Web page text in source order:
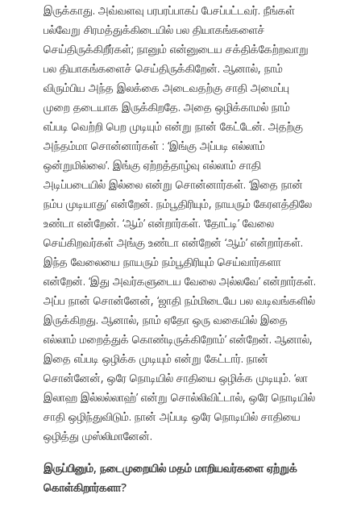
இருக்காது. அவ்வளவு பரபரப்பாகப் பேசப்பட்டவர். நீங்கள்
பல்வேறு சிரமத்துக்கிடையில் பல தியாகங்களைச்
செய்திருக்கிறீர்கள்; நானும் என்னுடைய சக்திக்கேற்றவாறு
பல தியாகங்களைச் செய்திருக்கிறேன். ஆனால், நாம்
விரும்பிய அந்த இலக்கை அடைவதற்கு சாதி அமைப்பு
முறை தடையாக இருக்கிறதே. அதை ஒழிக்காமல் நாம்
எப்படி வெற்றி பெற முடியும் என்று நான் கேட்டேன். அதற்கு
அந்தம்மா சொன்னார்கள் : ‘இங்கு அப்படி எல்லாம்
ஒன்றுமில்லை’. இங்கு ஏற்றத்தாழ்வு எல்லாம் சாதி
அடிப்படையில் இல்லை என்று சொன்னார்கள். ‘இதை நான்
நம்ப முடியாது’ என்றேன். நம்பூதிரியும், நாயரும் கேரளத்திலே
உண்டா என்றேன். ‘ஆம்’ என்றார்கள். ‘தோட்டி’ வேலை
செய்கிறவர்கள் அங்கு உண்டா என்றேன் ‘ஆம்’ என்றார்கள்.
இந்த வேலையை நாயரும் நம்பூதிரியும் செய்வார்களா
என்றேன். ‘இது அவர்களுடைய வேலை அல்லவே’ என்றார்கள்.
அப்ப நான் சொன்னேன், ‘ஜாதி நம்மிடையே பல வடிவங்களில்
இருக்கிறது. ஆனால், நாம் ஏதோ ஒரு வகையில் இதை
எல்லாம் மறைத்துக் கொண்டிருக்கிறோம்’ என்றேன். ஆனால்,
இதை எப்படி ஒழிக்க முடியும் என்று கேட்டார். நான்
சொன்னேன், ஒரே நொடியில் சாதியை ஒழிக்க முடியும். ‘லா
இலாஹ இல்லல்லாஹ்’ என்று சொல்லிவிட்டால், ஒரே நொடியில்
சாதி ஒழிந்துவிடும். நான் அப்படி ஒரே நொடியில் சாதியை
ஒழித்து முஸ்லிமானேன்.
இருப்பினும், நடைமுறையில் மதம் மாறியவர்களை ஏற்றுக்
கொள்கிறார்களா?